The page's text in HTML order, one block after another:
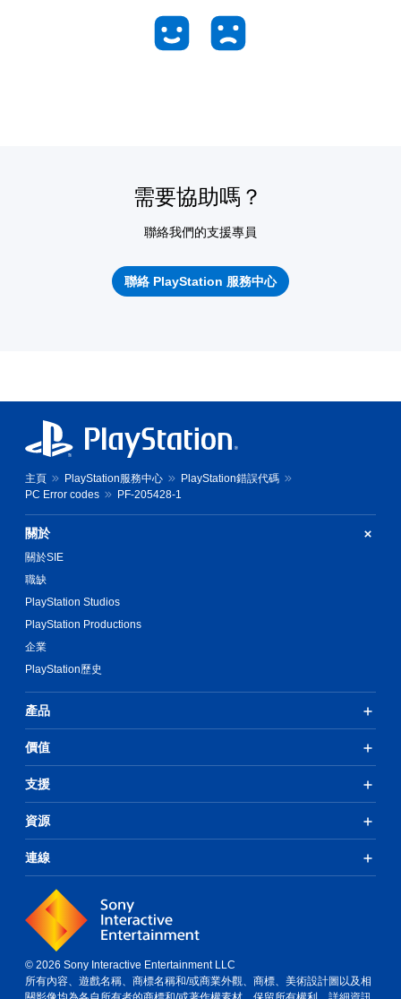
需要協助嗎？
聯絡我們的支援專員
聯絡 PlayStation 服務中心
主頁 PlayStation服務中心
PlayStation錯誤代碼
PC Error codes
PF-205428-1
關於
關於SIE
職缺
PlayStation Studios
PlayStation Productions
企業
PlayStation歷史
產品
價值
支援
資源
連線
© 2026 Sony Interactive Entertainment LLC
所有內容、遊戲名稱、商標名稱和/或商業外觀、商標、美術設計圖以及相